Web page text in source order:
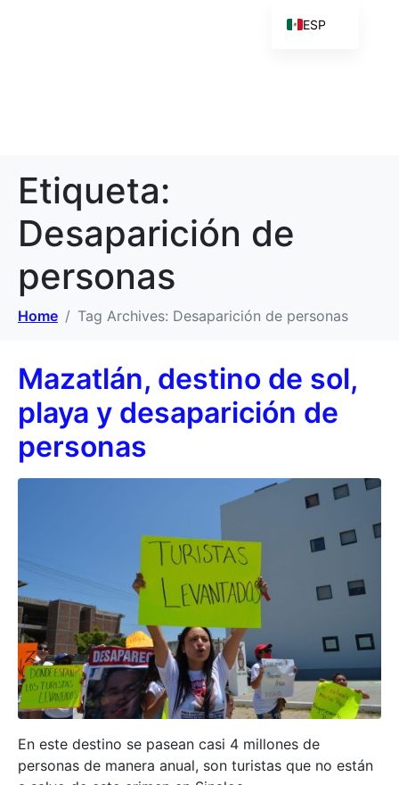
Etiqueta:
Desaparición de
personas
Home Tag Archives: Desaparición de personas
Mazatlán, destino de sol,
playa y desaparición de
personas
En este destino se pasean casi 4 millones de
personas de manera anual, son turistas que no están
ESP